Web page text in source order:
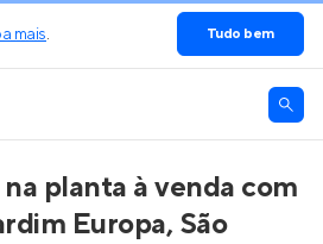
mais. Tudo bem
planta à venda com
Europa, São